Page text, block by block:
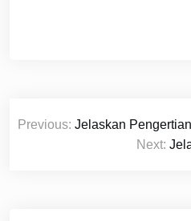
Navigasi
Previous: Jelaskan
Next: